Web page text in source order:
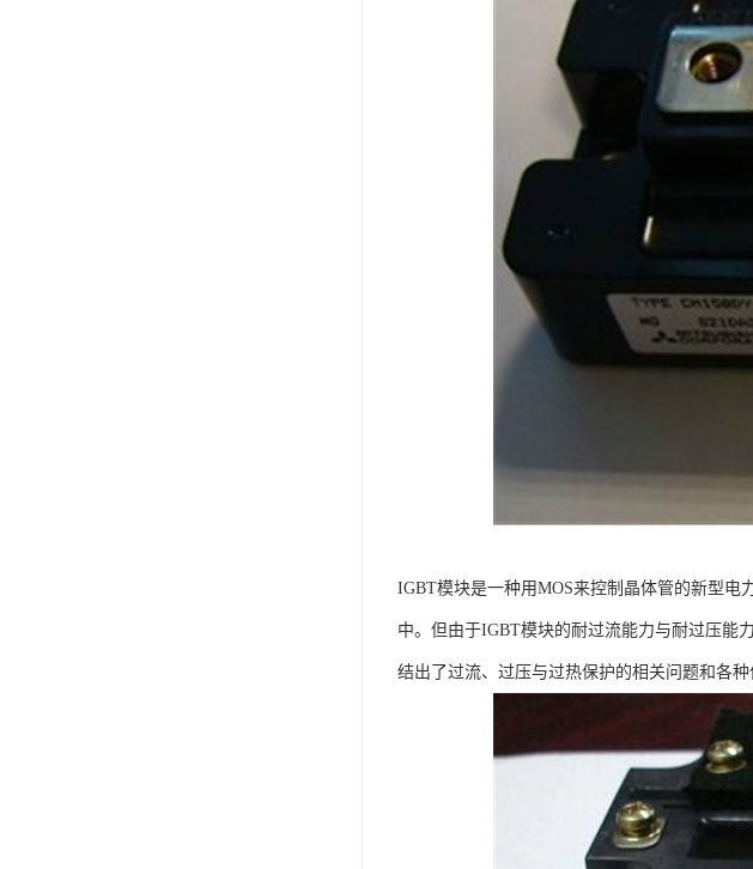
IGBT模块是一种用MOS来控制晶体管的新型
中。但由于IGBT模块的耐过流能力与耐过压能
结出了过流、过压与过热保护的相关问题和各